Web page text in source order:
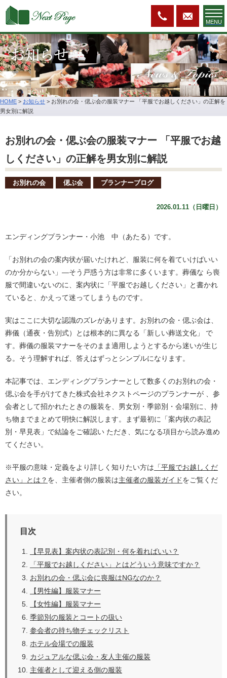
MENU
お知らせ News & Topics
HOME > お知らせ > お別れの会・偲ぶ会の服装マナー 「平服でお越しください」の正解を
男女別に解説
お別れの会・偲ぶ会の服装マナー 「平服でお越
しください」の正解を男女別に解説
お別れの会 偲ぶ会 プランナーブログ
2026.01.11（日曜日）
エンディングプランナー・小池 中（あたる）です。
「お別れの会の案内状が届いたけれど、服装に何を着ていけばいい
のか分からない」—そう戸惑う方は非常に多くいます。葬儀な ら喪
服で間違いないのに、案内状に「平服でお越しください」と書かれ
ていると、かえって迷ってしまうものです。
実はここに大切な認識のズレがあります。お別れの会・偲ぶ会は、
葬儀（通夜・告別式）とは根本的に異なる「新しい葬送文化」 で
す。葬儀の服装マナーをそのまま適用しようとするから迷いが生じ
る。そう理解すれば、答えはずっとシンプルになります。
本記事では、エンディングプランナーとして数多くのお別れの会・
偲ぶ会を手がけてきた株式会社ネクストページのプランナーが 、参
会者として招かれたときの服装を、男女別・季節別・会場別に、持
ち物までまとめて明快に解説します。まず最初に「案内状の表記
別・早見表」で結論をご確認い ただき、気になる項目から読み進め
てください。
※平服の意味・定義をより詳しく知りたい方は 「平服でお越しくだ
さい」とは？ を、主催者側の服装は主催者の服装ガイドをご覧くだ
さい。
目次
【早見表】案内状の表記別・何を着ればいい？
「平服でお越しください」とはどういう意味ですか？
お別れの会・偲ぶ会に喪服はNGなのか？
【男性編】服装マナー
【女性編】服装マナー
季節別の服装とコートの扱い
参会者の持ち物チェックリスト
ホテル会場での服装
カジュアルな偲ぶ会・友人主催の服装
主催者として迎える側の服装